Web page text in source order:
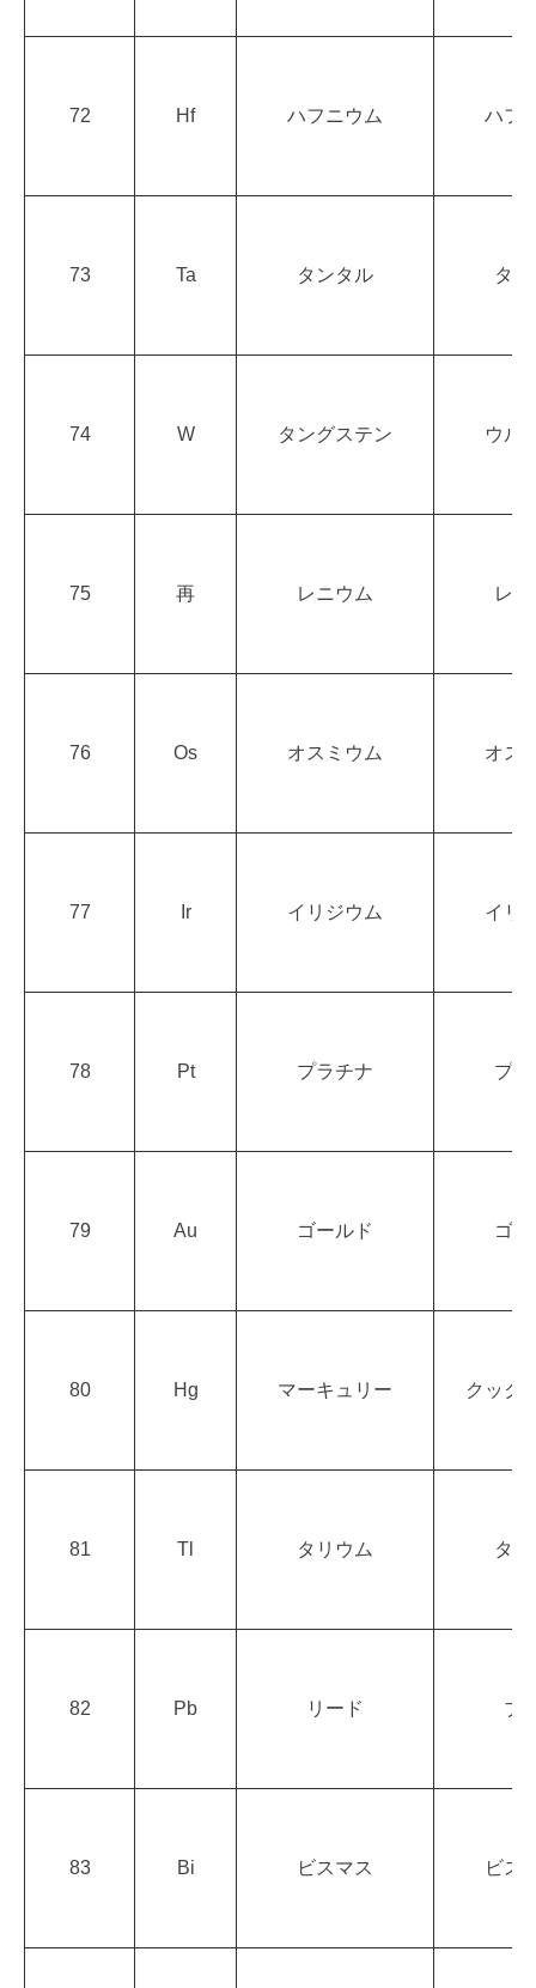
72 Hf ハフニウム ハフ
73 Ta タンタル タ
74 W タングステン ウル
75 再 レニウム レ
76 Os オスミウム オス
77 Ir イリジウム イリ
78 Pt プラチナ プ
79 Au ゴールド ゴ
80 Hg マーキュリー クック
81 Tl タリウム タ
82 Pb リード ブ
83 Bi ビスマス ビス